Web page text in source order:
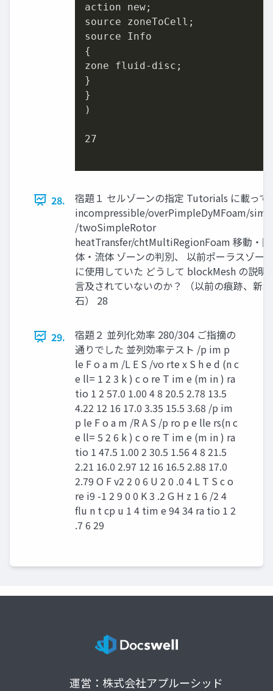
action new;
source zoneToCell;
source Info
{
zone fluid-disc;
}
}
)
27
28.
宿題１ セルゾーンの指定 Tutorials に載って
incompressible/overPimpleDyMFoam/
/twoSimpleRotor
heatTransfer/chtMultiRegionFoam 移動・
体・流体 ゾーンの判別、 以前ポーラスゾー
に使用していた どうして blockMesh の説明
言及されていないのか？ （以前の痕跡、新
石） 28
29.
宿題２ 並列化効率 280/304 ご指摘の
通りでした 並列効率テスト /p im p
le F o a m /L E S /vo rte x S h e d (n c
e ll= 1 2 3 k ) c o re T im e (m in ) ra
tio 1 2 57.0 1.00 4 8 20.5 2.78 13.5
4.22 12 16 17.0 3.35 15.5 3.68 /p im
p le F o a m /R A S /p ro p e lle rs(n c
e ll= 5 2 6 k ) c o re T im e (m in ) ra
tio 1 47.5 1.00 2 30.5 1.56 4 8 21.5
2.21 16.0 2.97 12 16 16.5 2.88 17.0
2.79 O F v2 2 0 6 U 2 0 .0 4 L T S c o
re i9 -1 2 9 0 0 K 3 .2 G H z 1 6 /2 4
flu n t cp u 1 4 tim e 94 34 ra tio 1 2
.7 6 29
運営：株式会社アプルーシッド